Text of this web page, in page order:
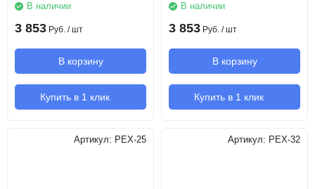
В наличии
3 853 Руб. / шт
В корзину
Купить в 1 клик
В наличии
3 853 Руб. / шт
В корзину
Купить в 1 клик
Артикул: PEX-25 Артикул: PEX-32